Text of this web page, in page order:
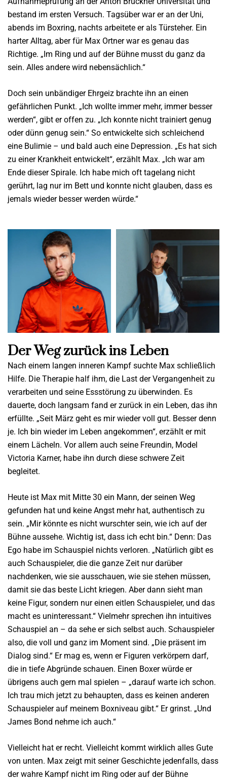
bestand im ersten Versuch. Tagsüber war er an der Uni,
abends im Boxring, nachts arbeitete er als Türsteher. Ein
harter Alltag, aber für Max Ortner war es genau das
Richtige. „Im Ring und auf der Bühne musst du ganz da
sein. Alles andere wird nebensächlich.“
Doch sein unbändiger Ehrgeiz brachte ihn an einen
gefährlichen Punkt. „Ich wollte immer mehr, immer besser
werden“, gibt er offen zu. „Ich konnte nicht trainiert genug
oder dünn genug sein.“ So entwickelte sich schleichend
eine Bulimie – und bald auch eine Depression. „Es hat sich
zu einer Krankheit entwickelt“, erzählt Max. „Ich war am
Ende dieser Spirale. Ich habe mich oft tagelang nicht
gerührt, lag nur im Bett und konnte nicht glauben, dass es
jemals wieder besser werden würde.“
Der Weg zurück ins Leben
Nach einem langen inneren Kampf suchte Max schließlich
Hilfe. Die Therapie half ihm, die Last der Vergangenheit zu
verarbeiten und seine Essstörung zu überwinden. Es
dauerte, doch langsam fand er zurück in ein Leben, das ihn
erfüllte. „Seit März geht es mir wieder voll gut. Besser denn
je. Ich bin wieder im Leben angekommen“, erzählt er mit
einem Lächeln. Vor allem auch seine Freundin, Model
Victoria Karner, habe ihn durch diese schwere Zeit
begleitet.
Heute ist Max mit Mitte 30 ein Mann, der seinen Weg
gefunden hat und keine Angst mehr hat, authentisch zu
sein. „Mir könnte es nicht wurschter sein, wie ich auf der
Bühne aussehe. Wichtig ist, dass ich echt bin.“ Denn: Das
Ego habe im Schauspiel nichts verloren. „Natürlich gibt es
auch Schauspieler, die die ganze Zeit nur darüber
nachdenken, wie sie ausschauen, wie sie stehen müssen,
damit sie das beste Licht kriegen. Aber dann sieht man
keine Figur, sondern nur einen eitlen Schauspieler, und das
macht es uninteressant.“ Vielmehr sprechen ihn intuitives
Schauspiel an – da sehe er sich selbst auch. Schauspieler
also, die voll und ganz im Moment sind. „Die präsent im
Dialog sind.“ Er mag es, wenn er Figuren verkörpern darf,
die in tiefe Abgründe schauen. Einen Boxer würde er
übrigens auch gern mal spielen – „darauf warte ich schon.
Ich trau mich jetzt zu behaupten, dass es keinen anderen
Schauspieler auf meinem Boxniveau gibt.“ Er grinst. „Und
James Bond nehme ich auch.“
Vielleicht hat er recht. Vielleicht kommt wirklich alles Gute
von unten. Max zeigt mit seiner Geschichte jedenfalls, dass
der wahre Kampf nicht im Ring oder auf der Bühne